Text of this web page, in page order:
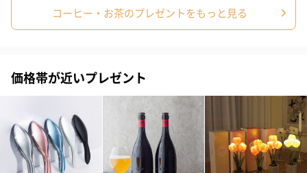
コーヒー・お茶のプレゼントをもっと見る
価格帯が近いプレゼント